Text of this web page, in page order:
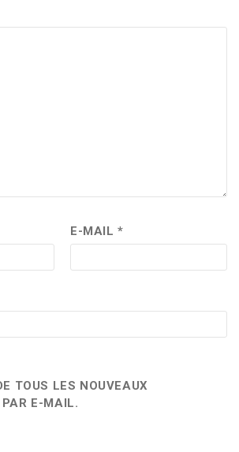
E-MAIL*
TOUS LES NOUVEAUX
E-MAIL.